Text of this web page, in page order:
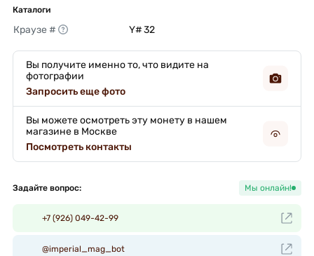
Каталоги
Краузе # Y# 32
Вы получите именно то, что видите на
фотографии
Запросить еще фото
Вы можете осмотреть эту монету в нашем
магазине в Москве
Посмотреть контакты
Задайте вопрос: Мы онлайн!
+7 (926) 049-42-99
@imperial_mag_bot